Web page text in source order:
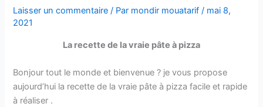
Laisser un commentaire / Par mondir mouatarif/ mai 8,
2021
La recette de la vraie pâte à pizza
Bonjour tout le monde et bienvenue ? je vous propose
aujourd’hui la recette de la vraie pâte à pizza facile et rapide
à réaliser .